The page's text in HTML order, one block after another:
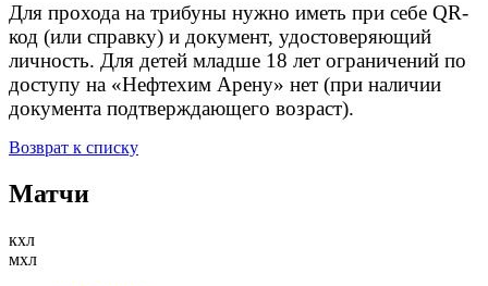
Для прохода на трибуны нужно иметь при себе QR-
код (или справку) и документ, удостоверяющий
личность. Для детей младше 18 лет ограничений по
доступу на «Нефтехим Арену» нет (при наличии
документа подтверждающего возраст).
Возврат к списку
Матчи
кхл
мхл